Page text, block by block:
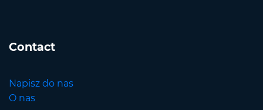
Contact
Napisz do nas
O nas